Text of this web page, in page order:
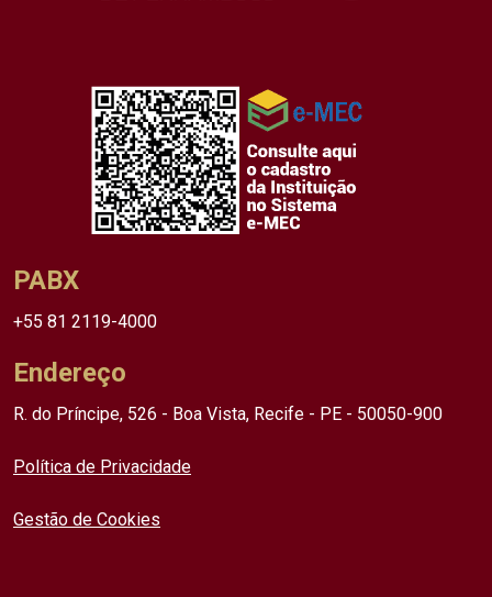
PABX
+55 81 2119-4000
Endereço
R. do Príncipe, 526 - Boa Vista, Recife - PE - 50050-900
Política de Privacidade
Gestão de Cookies